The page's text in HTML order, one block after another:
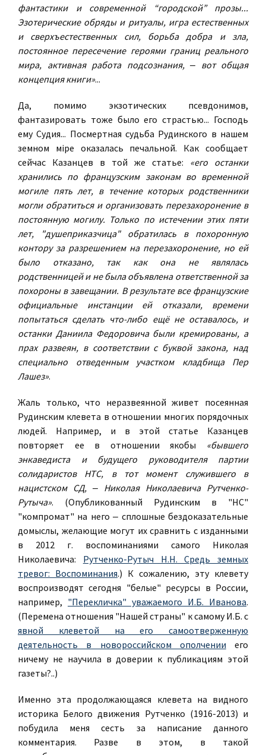
фантастики и современной “городской” прозы...
Эзотерические обряды и ритуалы, игра естественных
и сверхъестественных сил, борьба добра и зла,
постоянное пересечение героями границ реального
мира, активная работа подсознания, ‒ вот общая
концепция книги»...
Да, помимо экзотических псевдонимов,
фантазировать тоже было его страстью... Господь
ему Судия... Посмертная судьба Рудинского в нашем
земном мiре оказалась печальной. Как сообщает
сейчас Казанцев в той же статье: «его останки
хранились по французским законам во временной
могиле пять лет, в течение которых родственники
могли обратиться и организовать перезахоронение в
постоянную могилу. Только по истечении этих пяти
лет, "душеприказчица" обратилась в похоронную
контору за разрешением на перезахоронение, но ей
было отказано, так как она не являлась
родственницей и не была объявлена ответственной за
похороны в завещании. В результате все французские
официальные инстанции ей отказали, времени
попытаться сделать что-либо ещё не оставалось, и
останки Даниила Федоровича были кремированы, а
прах развеян, в соответствии с буквой закона, над
специально отведенным участком кладбища Пер
Лашез».
Жаль только, что неразвеянной живет посеянная
Рудинским клевета в отношении многих порядочных
людей. Например, и в этой статье Казанцев
повторяет ее в отношении якобы «бывшего
энкаведиста и будущего руководителя партии
солидаристов НТС, в тот момент служившего в
нацистском СД, ‒ Николая Николаевича Рутченко-
Рутыча». (Опубликованный Рудинским в "НС"
"компромат" на него ‒ сплошные бездоказательные
домыслы, желающие могут их сравнить с изданными
в 2012 г. воспоминаниями самого Николая
Николаевича: Рутченко-Рутыч Н.Н. Средь земных
тревог: Воспоминания.) К сожалению, эту клевету
воспроизводят сегодня "белые" ресурсы в России,
например, "Перекличка" уважаемого И.Б. Иванова.
(Перемена отношения "Нашей страны" к самому И.Б. с
явной клеветой на его самоотверженную
деятельность в новороссийском ополчении его
ничему не научила в доверии к публикациям этой
газеты?..)
Именно эта продолжающаяся клевета на видного
историка Белого движения Рутченко (1916-2013) и
побудила меня сесть за написание данного
комментария. Разве в этом, в такой